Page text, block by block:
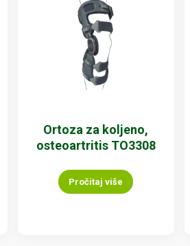
Ortoza za koljeno,
osteoartritis TO3308
Pročitaj više